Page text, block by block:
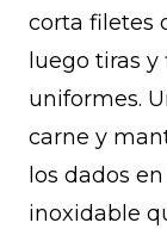
corta filetes
luego tiras
uniformes.
carne y
los dados
inoxidable